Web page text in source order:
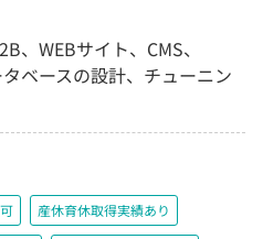
、WEBサイト、CMS、
ベースの設計、チューニン
産休育休取得実績あり